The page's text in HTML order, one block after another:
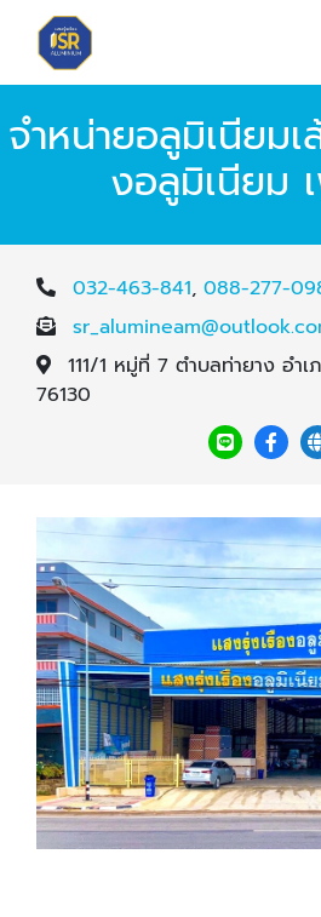
จำหน่ายอลูมิเนียม
งอลูมิเนียม
032-463-841, 088-277-
111/1 หมู่ที่ 7 ตำบลท่ายาง อำเ
76130